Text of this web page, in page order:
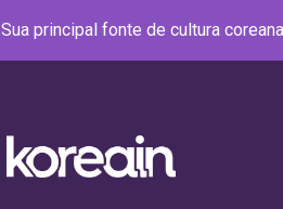
Sua principal fonte de cultura